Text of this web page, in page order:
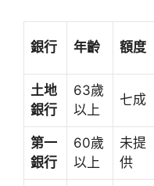
銀行 年齡 額度
土地
銀行
63歲
以上
七成
第一
銀行
60歲
以上
未提
供